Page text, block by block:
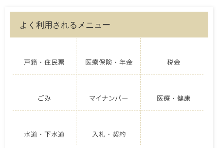
よく利用されるメニュー
戸籍・住民票 医療保険・年金 税金
ごみ マイナンバー 医療・健康
水道・下水道 入札・契約